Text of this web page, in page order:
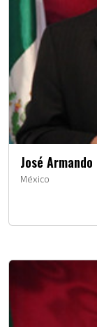
José
México